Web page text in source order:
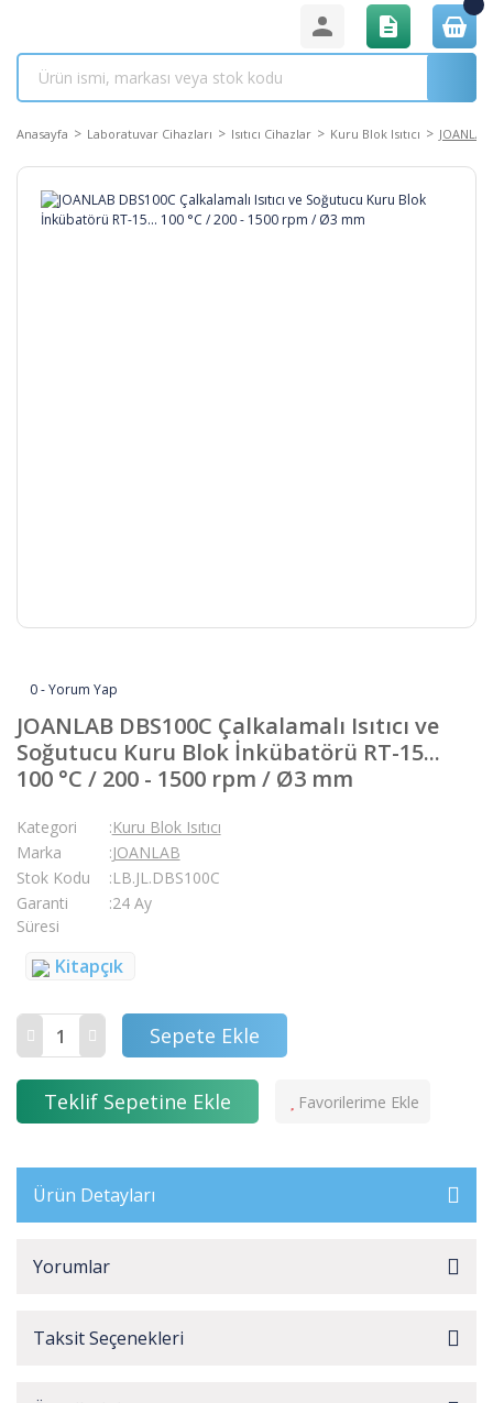
Anasayfa Laboratuvar Cihazları Isıtıcı Cihazlar Kuru Blok Isıtıcı
0 - Yorum Yap
JOANLAB DBS100C Çalkalamalı Isıtıcı ve
Soğutucu Kuru Blok İnkübatörü RT-15...
100 °C / 200 - 1500 rpm / Ø3 mm
Kategori
Kuru Blok Isıtıcı
Marka
JOANLAB
Stok Kodu
LB.JL.DBS100C
Garanti
Süresi
24 Ay
Kitapçık
Sepete Ekle
Teklif Sepetine Ekle
Ürün Detayları
Yorumlar
Taksit Seçenekleri